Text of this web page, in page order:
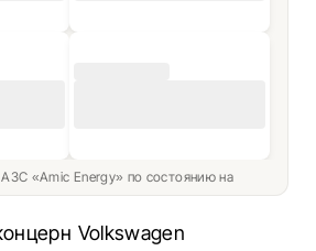
«Amic Energy» по состоянию на
Volkswagen